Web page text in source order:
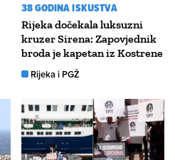
38 GODINA ISKUSTVA
Rijeka dočekala luksuzni
kruzer Sirena: Zapovjednik
broda je kapetan iz Kostrene
Rijeka i PGŽ